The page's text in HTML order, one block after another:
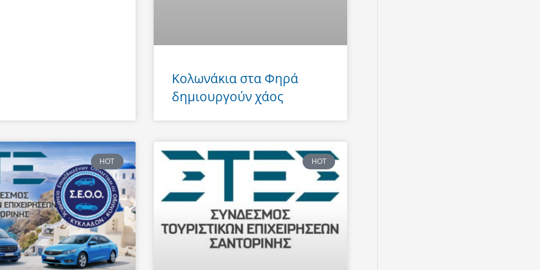
Κολωνάκια στα Φηρά
δημιουργούν χάος
HOT HOT